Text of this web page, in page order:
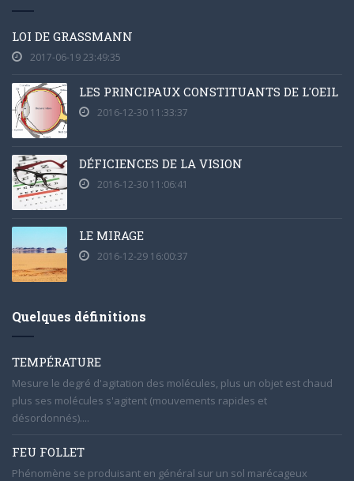
LOI DE GRASSMANN
2017-06-19 23:49:35
LES PRINCIPAUX CONSTITUANTS DE L'OEIL
2016-12-30 11:33:37
DÉFICIENCES DE LA VISION
2016-12-30 11:06:41
LE MIRAGE
2016-12-29 16:00:37
Quelques définitions
TEMPÉRATURE
Mesure le degré d'agitation des molécules, plus un objet est chaud
plus ses molécules s'agitent (mouvements rapides et
désordonnés)....
FEU FOLLET
Phénomène se produisant en général sur un sol marécageux